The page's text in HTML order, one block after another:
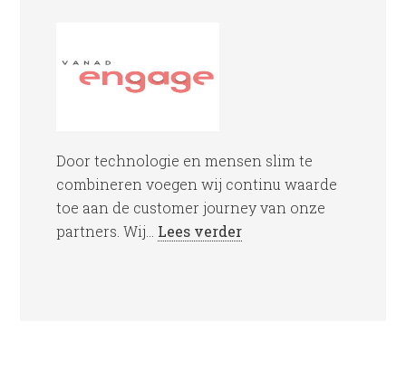
Door technologie en mensen slim te
combineren voegen wij continu waarde
toe aan de customer journey van onze
partners. Wij... Lees verder